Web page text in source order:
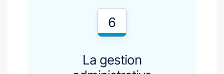
6
La gestion